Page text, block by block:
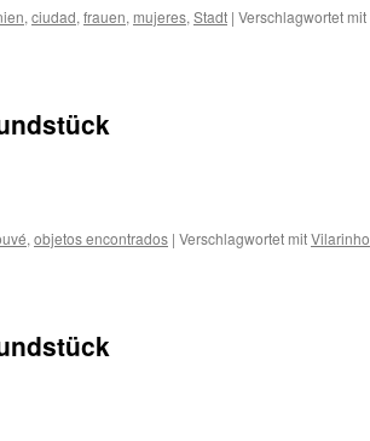
, ciudad, frauen, mujeres, Stadt | Verschlagwortet mit
, objetos encontrados | Verschlagwortet mitVilarinho